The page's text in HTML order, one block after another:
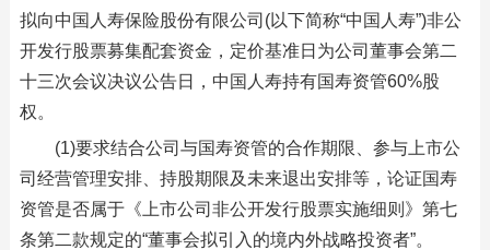
拟向中国人寿保险股份有限公司(以下简称“中国人寿”)非公
开发行股票募集配套资金，定价基准日为公司董事会第二
十三次会议决议公告日，中国人寿持有国寿资管60%股
权。
(1)要求结合公司与国寿资管的合作期限、参与上市公
司经营管理安排、持股期限及未来退出安排等，论证国寿
资管是否属于《上市公司非公开发行股票实施细则》第七
条第二款规定的“董事会拟引入的境内外战略投资者”。